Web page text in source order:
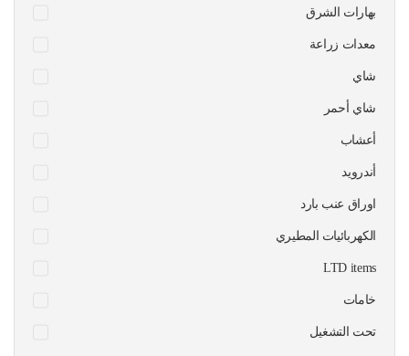
بهارات الشرق
معدات زراعة
شاي
شاي أحمر
أعشاب
أندرويد
اوراق عنب بارد
الكهربائيات المطيري
LTD items
خامات
تحت التشغيل